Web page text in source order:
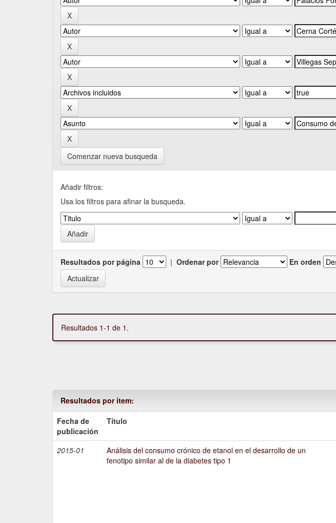
Comenzar nueva busqueda
Añadir filtros:
Usa los filtros para afinar la busqueda.
Resultados por página | Ordenar por En orden
Resultados 1-1 de 1.
Resultados por ítem:
Fecha de
publicación
Título
2015-01
Análisis del consumo crónico de etanol en el desarrollo de un
fenotipo similar al de la diabetes tipo 1